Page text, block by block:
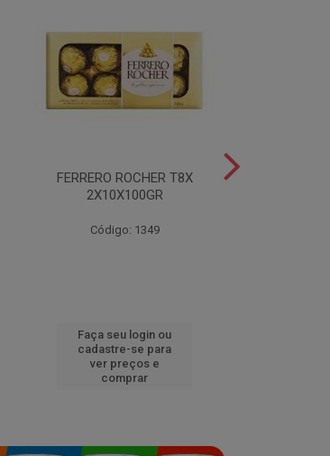
FERRERO ROCHER T8X
2X10X100GR
Código: 1349
Faça seu login ou
cadastre-se para
ver preços e
comprar